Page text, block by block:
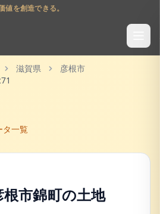
を創造できる。
滋賀県
彦根市
タ一覧
根市錦町の土地